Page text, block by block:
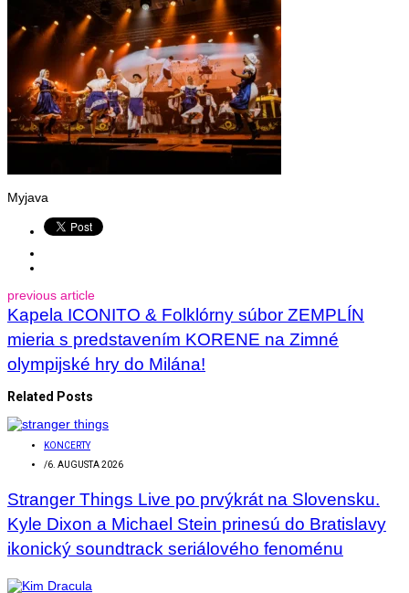
Myjava
previous article
Kapela ICONITO & Folklórny súbor ZEMPLÍN
mieria s predstavením KORENE na Zimné
olympijské hry do Milána!
Related Posts
KONCERTY
/6. AUGUSTA 2026
Stranger Things Live po prvýkrát na Slovensku.
Kyle Dixon a Michael Stein prinesú do Bratislavy
ikonický soundtrack seriálového fenoménu